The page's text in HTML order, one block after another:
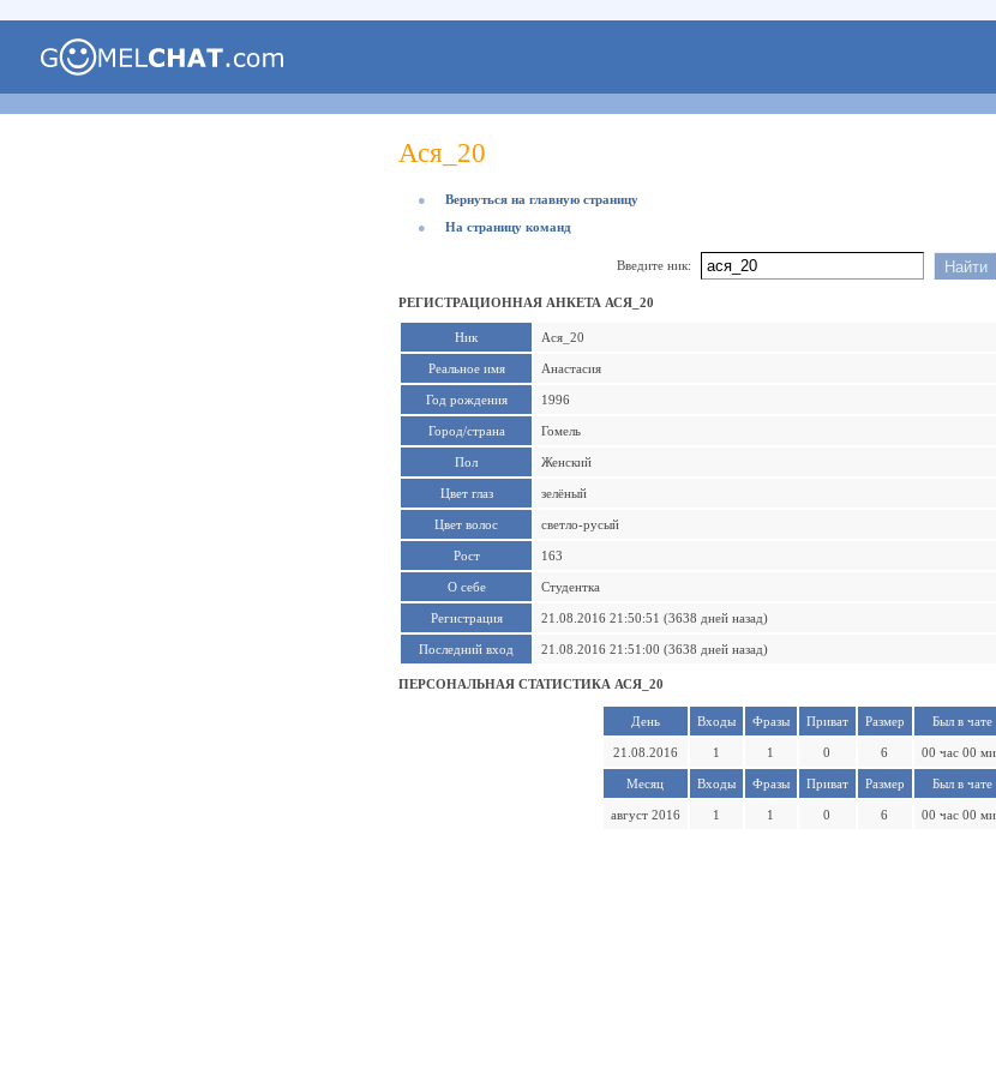
Ася_20
●
Вернуться на главную страницу
●
На страницу команд
Введите ник:
РЕГИСТРАЦИОННАЯ АНКЕТА АСЯ_20
Ник Ася_20
Реальное имя Анастасия
Год рождения 1996
Город/страна Гомель
Пол Женский
Цвет глаз зелёный
Цвет волос светло-русый
Рост 163
О себе Студентка
Регистрация 21.08.2016 21:50:51 (3638 дней назад)
Последний вход 21.08.2016 21:51:00 (3638 дней назад)
ПЕРСОНАЛЬНАЯ СТАТИСТИКА АСЯ_20
День Входы Фразы Приват Размер Был в чате
21.08.2016 1 1 0 6 00 час 00
Месяц Входы Фразы Приват Размер Был в чате
август 2016 1 1 0 6 00 час 00